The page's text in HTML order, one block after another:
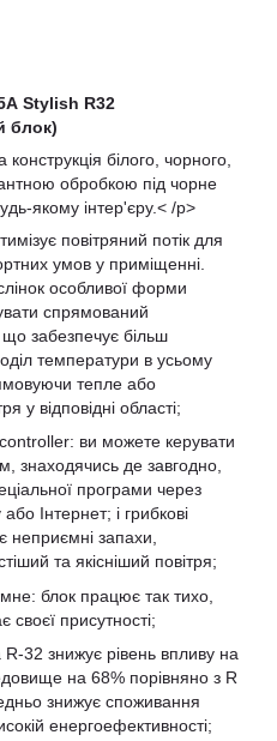
Stylish R32
блок)
білого, чорного,
обробкою під чорне
якому інтер'єру.< /p>
повітряний потік для
умов у приміщенні.
особливої ​​форми
спрямований
що забезпечує більш
температури в усьому
тепле або
у відповідні області;
ви можете керувати
знаходячись де завгодно,
програми через
Інтернет; і грибкові
неприємні запахи,
та якісніший повітря;
блок працює так тихо,
присутності;
32 знижує рівень впливу на
на 68% порівняно з R
знижує споживання
енергоефективності;